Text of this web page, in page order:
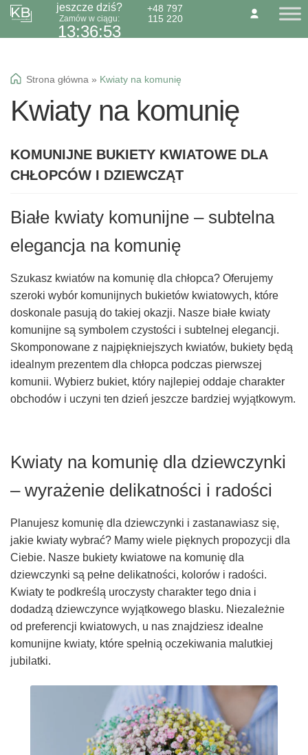
O NAS KONTAKTBLOG
Przejdź
do
Przejdź
do
jeszcze dziś?
Zamów w ciągu:
13:36:53
+48 797
115 220
Dzień Babci 21.01
Kwiaty
Kolorowa gipsówka
Strona główna » Kwiaty na komunię
Kwiaty na komunię
KOMUNIJNE BUKIETY KWIATOWE DLA
CHŁOPCÓW I DZIEWCZĄT
Białe kwiaty komunijne – subtelna
elegancja na komunię
Szukasz kwiatów na komunię dla chłopca? Oferujemy
szeroki wybór komunijnych bukietów kwiatowych, które
doskonale pasują do takiej okazji. Nasze białe kwiaty
komunijne są symbolem czystości i subtelnej elegancji.
Skomponowane z najpiękniejszych kwiatów, bukiety będą
idealnym prezentem dla chłopca podczas pierwszej
komunii. Wybierz bukiet, który najlepiej oddaje charakter
obchodów i uczyni ten dzień jeszcze bardziej wyjątkowym.
Kwiaty na komunię dla dziewczynki
– wyrażenie delikatności i radości
Planujesz komunię dla dziewczynki i zastanawiasz się,
jakie kwiaty wybrać? Mamy wiele pięknych propozycji dla
Ciebie. Nasze bukiety kwiatowe na komunię dla
dziewczynki są pełne delikatności, kolorów i radości.
Kwiaty te podkreślą uroczysty charakter tego dnia i
dodadzą dziewczynce wyjątkowego blasku. Niezależnie
od preferencji kwiatowych, u nas znajdziesz idealne
komunijne kwiaty, które spełnią oczekiwania malutkiej
jubilatki.